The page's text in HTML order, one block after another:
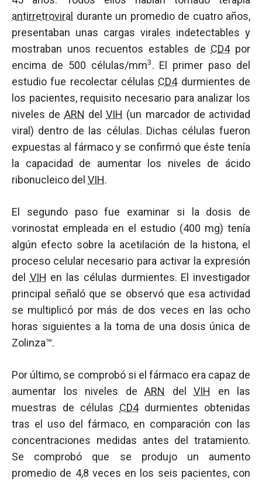
antirretroviral durante un promedio de cuatro años,
presentaban unas cargas virales indetectables y
mostraban unos recuentos estables de CD4por
encima de 500 células/mm3. El primer paso del
estudio fue recolectar células CD4durmientes de
los pacientes, requisito necesario para analizar los
niveles de ARN del VIH (un marcador de actividad
viral) dentro de las células. Dichas células fueron
expuestas al fármaco y se confirmó que éste tenía
la capacidad de aumentar los niveles de ácido
ribonucleico del VIH.
El segundo paso fue examinar si la dosis de
vorinostat empleada en el estudio (400 mg) tenía
algún efecto sobre la acetilación de la histona, el
proceso celular necesario para activar la expresión
del VIH en las células durmientes. El investigador
principal señaló que se observó que esa actividad
se multiplicó por más de dos veces en las ocho
horas siguientes a la toma de una dosis única de
Zolinza™.
Por último, se comprobó si el fármaco era capaz de
aumentar los niveles de ARN del VIH en las
muestras de células CD4durmientes obtenidas
tras el uso del fármaco, en comparación con las
concentraciones medidas antes del tratamiento.
Se comprobó que se produjo un aumento
promedio de 4,8 veces en los seis pacientes, con